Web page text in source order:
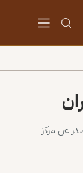
عن مركز